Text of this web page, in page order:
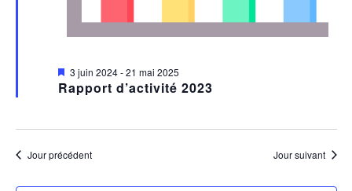
Rapport d’activité 2023
Mis
en
avant
3 juin 2024-21 mai 2025
Jour précédent Jour suivant